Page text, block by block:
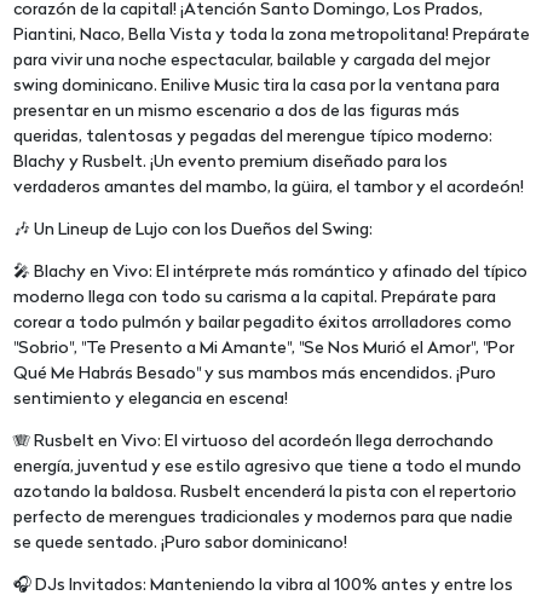
corazón de la capital! ¡Atención Santo Domingo, Los Prados,
Piantini, Naco, Bella Vista y toda la zona metropolitana! Prepárate
para vivir una noche espectacular, bailable y cargada del mejor
swing dominicano. Enilive Music tira la casa por la ventana para
presentar en un mismo escenario a dos de las figuras más
queridas, talentosas y pegadas del merengue típico moderno:
Blachy y Rusbelt. ¡Un evento premium diseñado para los
verdaderos amantes del mambo, la güira, el tambor y el acordeón!
🎶 Un Lineup de Lujo con los Dueños del Swing:
🎤 Blachy en Vivo: El intérprete más romántico y afinado del típico
moderno llega con todo su carisma a la capital. Prepárate para
corear a todo pulmón y bailar pegadito éxitos arrolladores como
"Sobrio", "Te Presento a Mi Amante", "Se Nos Murió el Amor", "Por
Qué Me Habrás Besado" y sus mambos más encendidos. ¡Puro
sentimiento y elegancia en escena!
🪗 Rusbelt en Vivo: El virtuoso del acordeón llega derrochando
energía, juventud y ese estilo agresivo que tiene a todo el mundo
azotando la baldosa. Rusbelt encenderá la pista con el repertorio
perfecto de merengues tradicionales y modernos para que nadie
se quede sentado. ¡Puro sabor dominicano!
🎧 DJs Invitados: Manteniendo la vibra al 100% antes y entre los